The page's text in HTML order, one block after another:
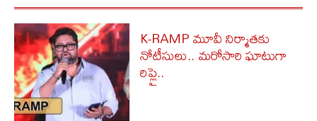
K-RAMP మూవీ నిర్మాతకు
నోటీసులు.. మరోసారి ఘాటుగా
రిప్లై..